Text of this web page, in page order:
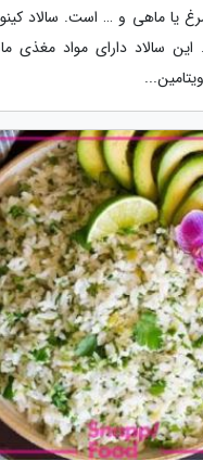
مرغ یا ماهی و … است. سالاد
سالاد دارای مواد مغذی